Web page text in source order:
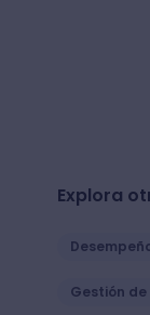
Explora
Gestión